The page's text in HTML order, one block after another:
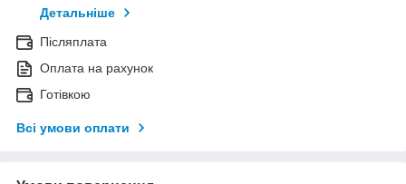
Детальніше
Післяплата
Оплата на рахунок
Готівкою
Всі умови оплати